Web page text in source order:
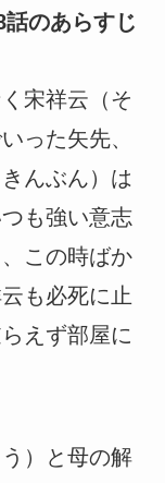
のあらすじ
宋祥云（そ
った矢先、
んぶん）は
も強い意志
この時ばか
も必死に止
えず部屋に
）と母の解